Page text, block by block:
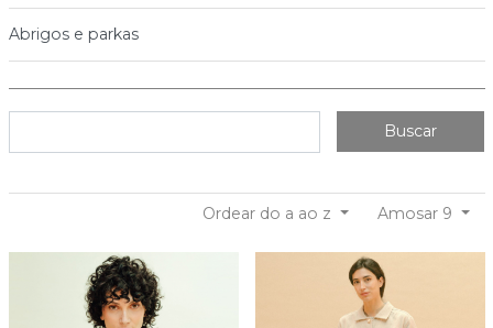
Abrigos e parkas
Buscar
Amosar 9
Ordear do a ao z